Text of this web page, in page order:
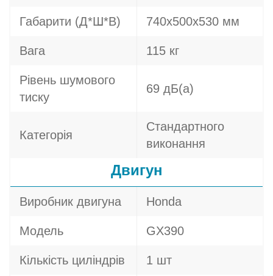
Габарити (Д*Ш*В) 740х500х530 мм
Вага 115 кг
Рівень шумового
тиску
69 дБ(а)
Категорія
Стандартного
виконання
Двигун
Виробник двигуна Honda
Модель GX390
Кількість циліндрів 1 шт